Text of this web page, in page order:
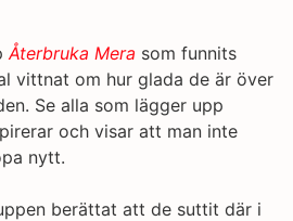
Återbruka Mera som funnits
vittnat om hur glada de är över
Se alla som lägger upp
och visar att man inte
nytt.
berättat att de suttit där i